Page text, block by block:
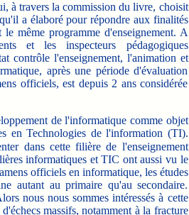
à travers la commission du livre, choisit
a élaboré pour répondre aux finalités
même programme d'enseignement. A
et les inspecteurs pédagogiques
contrôle l'enseignement, l'animation et
après une période d'évaluation
officiels, est depuis 2 ans considérée
de l'informatique comme objet
en Technologies de l'information (TI).
dans cette filière de l'enseignement
informatiques et TIC ont aussi vu le
officiels en informatique, les études
autant au primaire qu'au secondaire.
nous nous sommes intéressés à cette
massifs, notamment à la fracture